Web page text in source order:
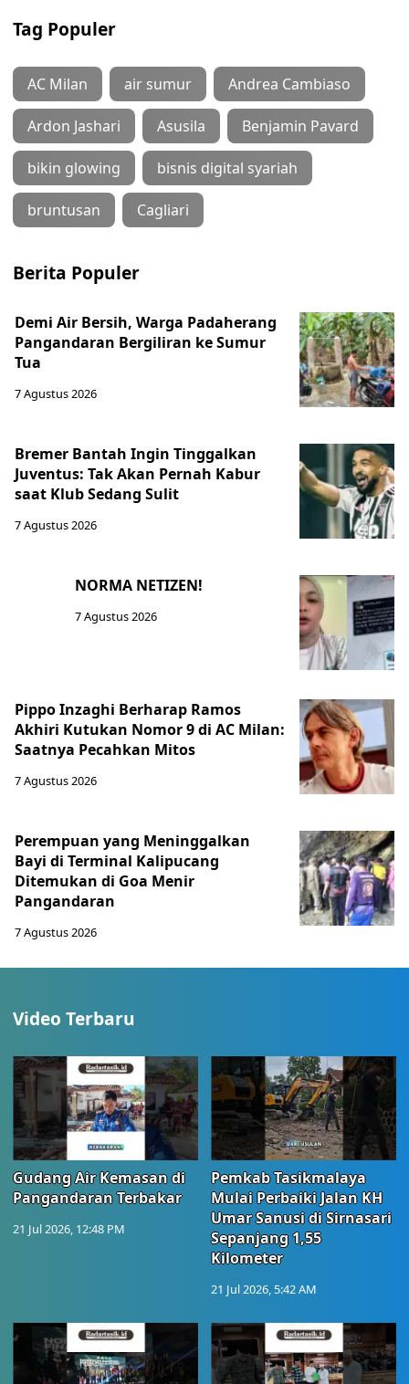
Tag Populer
AC Milan air sumur Andrea Cambiaso
Ardon Jashari Asusila Benjamin Pavard
bikin glowing bisnis digital syariah
bruntusan Cagliari
Berita Populer
Demi Air Bersih, Warga Padaherang
Pangandaran Bergiliran ke Sumur
Tua
7 Agustus 2026
Bremer Bantah Ingin Tinggalkan
Juventus: Tak Akan Pernah Kabur
saat Klub Sedang Sulit
7 Agustus 2026
NORMA NETIZEN!
7 Agustus 2026
Pippo Inzaghi Berharap Ramos
Akhiri Kutukan Nomor 9 di AC Milan:
Saatnya Pecahkan Mitos
7 Agustus 2026
Perempuan yang Meninggalkan
Bayi di Terminal Kalipucang
Ditemukan di Goa Menir
Pangandaran
7 Agustus 2026
Video Terbaru
Gudang Air Kemasan di
Pangandaran Terbakar
21 Jul 2026, 12:48 PM
Pemkab Tasikmalaya
Mulai Perbaiki Jalan KH
Umar Sanusi di Sirnasari
Sepanjang 1,55
Kilometer
21 Jul 2026, 5:42 AM